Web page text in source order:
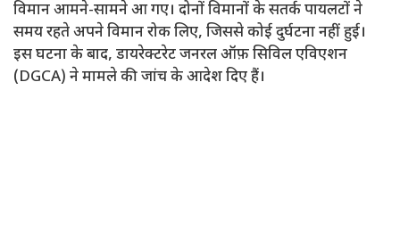
विमान आमने-सामने आ गए। दोनों विमानों के सतर्क पायलटों ने
समय रहते अपने विमान रोक लिए, जिससे कोई दुर्घटना नहीं हुई।
इस घटना के बाद, डायरेक्टरेट जनरल ऑफ़ सिविल एविएशन
(DGCA) ने मामले की जांच के आदेश दिए हैं।